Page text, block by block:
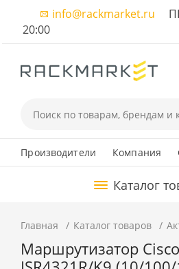
info@rackmarket.ru
20:00
Производители Компания
Каталог
Главная Каталог товаров
Маршрутизатор